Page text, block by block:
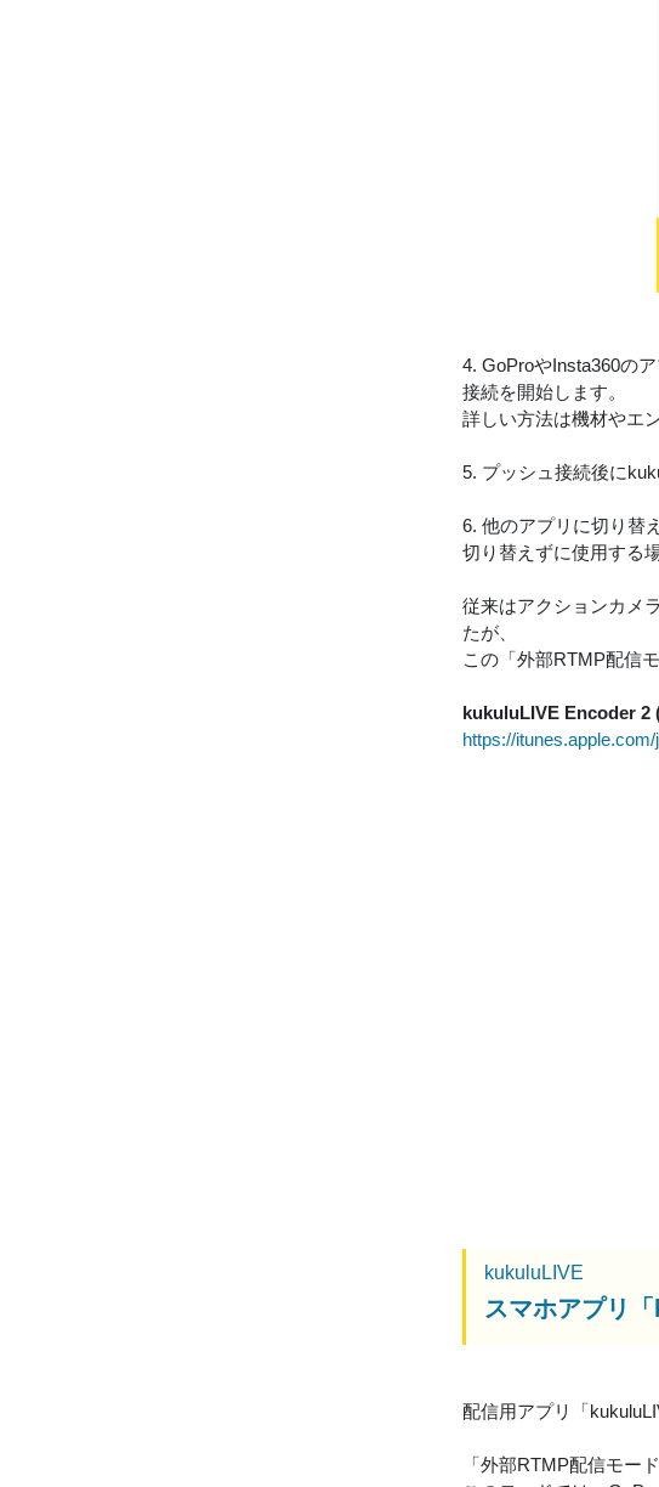
4. GoProやInsta360の
接続を開始します。
詳しい方法は機材やエ
5. プッシュ接続後に
6. 他のアプリに切り替
切り替えずに使用する
従来はアクションカメ
たが、
この「外部RTMP配信
kukuluLIVE Encoder 2
https://
kukuluLIVE
スマホアプリ
配信用アプリ「
「外部RTMP配信モー